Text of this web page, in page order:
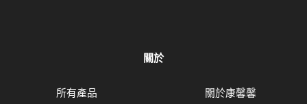
關於
所有產品
關於康馨馨